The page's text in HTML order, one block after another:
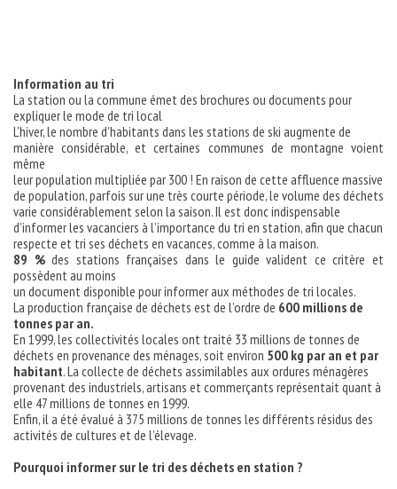
Information au tri
La station ou la commune émet des brochures ou documents pour
expliquer le mode de tri local
L’hiver, le nombre d’habitants dans les stations de ski augmente de
manière considérable, et certaines communes de montagne voient
même
leur population multipliée par 300 ! En raison de cette affluence massive
de population, parfois sur une très courte période, le volume des déchets
varie considérablement selon la saison. Il est donc indispensable
d’informer les vacanciers à l’importance du tri en station, afin que chacun
respecte et tri ses déchets en vacances, comme à la maison.
89 %des stations françaises dans le guide valident ce critère et
possèdent au moins
un document disponible pour informer aux méthodes de tri locales.
La production française de déchets est de l’ordre de 600 millions de
tonnes par an.
En 1999, les collectivités locales ont traité 33 millions de tonnes de
déchets en provenance des ménages, soit environ 500 kg par an et par
habitant. La collecte de déchets assimilables aux ordures ménagères
provenant des industriels, artisans et commerçants représentait quant à
elle 47 millions de tonnes en 1999.
Enfin, il a été évalué à 375 millions de tonnes les différents résidus des
activités de cultures et de l’élevage.
Pourquoi informer sur le tri des déchets en station ?